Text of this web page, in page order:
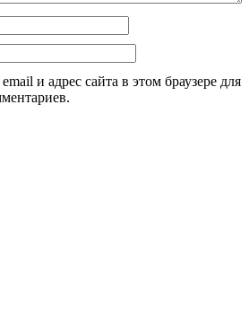
и адрес сайта в этом браузере для